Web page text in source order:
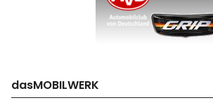
dasMOBILWERK